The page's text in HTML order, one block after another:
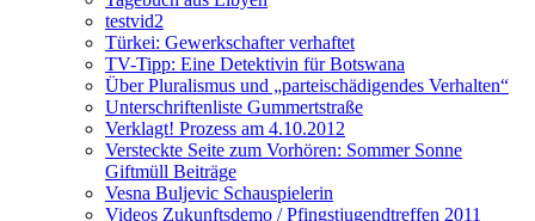
testvid2
Türkei: Gewerkschafter verhaftet
TV-Tipp: Eine Detektivin für Botswana
Über Pluralismus und „parteischädigendes Verhalten“
Unterschriftenliste Gummertstraße
Verklagt! Prozess am 4.10.2012
Versteckte Seite zum Vorhören: Sommer Sonne
Giftmüll Beiträge
Vesna Buljevic Schauspielerin
Videos Zukunftsdemo / Pfingstjugendtreffen 2011